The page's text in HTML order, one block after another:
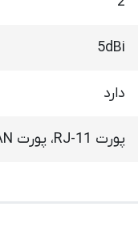
5dBi
دارد
پورت RJ-11، پورت RJ-45 LAN، پورت RJ-45 WAN